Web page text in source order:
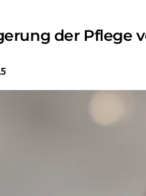
der Pflege